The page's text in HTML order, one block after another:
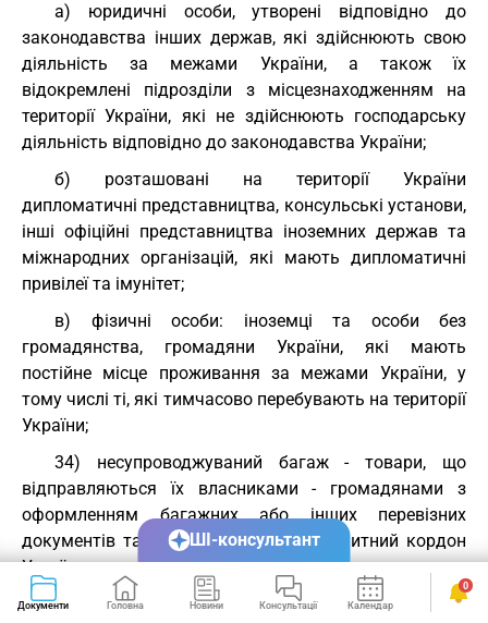
а) юридичні особи, утворені відповідно до
законодавства інших держав, які здійснюють свою
діяльність за межами України, а також їх
відокремлені підрозділи з місцезнаходженням на
території України, які не здійснюють господарську
діяльність відповідно до законодавства України;
б) розташовані на території України
дипломатичні представництва, консульські установи,
інші офіційні представництва іноземних держав та
міжнародних організацій, які мають дипломатичні
привілеї та імунітет;
в) фізичні особи: іноземці та особи без
громадянства, громадяни України, які мають
постійне місце проживання за межами України, у
тому числі ті, які тимчасово перебувають на території
України;
34) несупроводжуваний багаж - товари, що
відправляються їх власниками - громадянами з
оформленням багажних або інших перевізних
документів та переміщуються через митний кордон
України окремо від цих громадян;
34-1) митні органи - центральний орган
Документи Головна Новини Консультації Календар Сервіси
0
ШІ-консультант